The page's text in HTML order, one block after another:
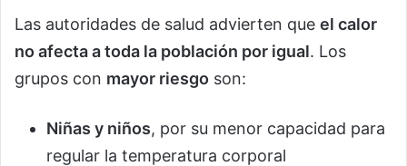
Las autoridades de salud advierten que el calor
no afecta a toda la población por igual. Los
grupos con mayor riesgo son:
Niñas y niños, por su menor capacidad para
regular la temperatura corporal